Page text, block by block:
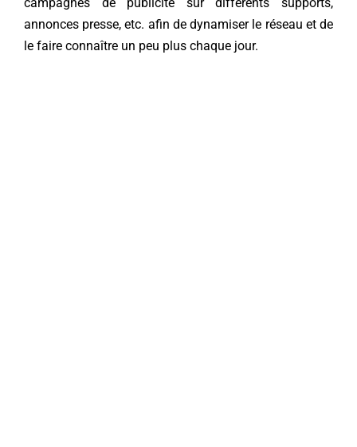
campagnes de publicité sur différents supports,
annonces presse, etc. afin de dynamiser le réseau et de
le faire connaître un peu plus chaque jour.